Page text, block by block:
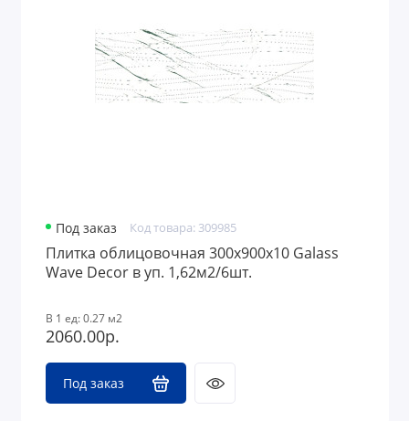
Под заказ Код товара: 309985
Плитка облицовочная 300x900х10 Galass
Wave Decor в уп. 1,62м2/6шт.
В 1 ед: 0.27 м2
2060.00р.
Под заказ